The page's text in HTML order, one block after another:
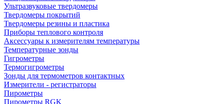
Ультразвуковые твердомеры
Твердомеры покрытий
Твердомеры резины и пластика
Приборы теплового контроля
Аксессуары к измерителям температуры
Температурные зонды
Гигрометры
Термогигрометры
Зонды для термометров контактных
Измерители - регистраторы
Пирометры
Пирометры RGK